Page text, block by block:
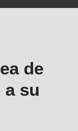
de
a su